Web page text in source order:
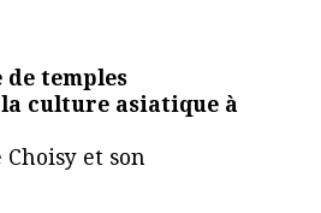
temples
la culture asiatique à
et son